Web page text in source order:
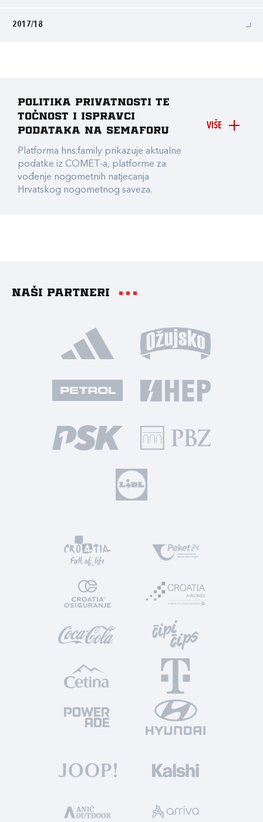
2017/18
VIŠE
Politika privatnosti te
točnost i ispravci
podataka na Semaforu
Platforma hns.family prikazuje aktualne
podatke iz COMET-a, platforme za
vođenje nogometnih natjecanja
Hrvatskog nogometnog saveza.
Naši partneri